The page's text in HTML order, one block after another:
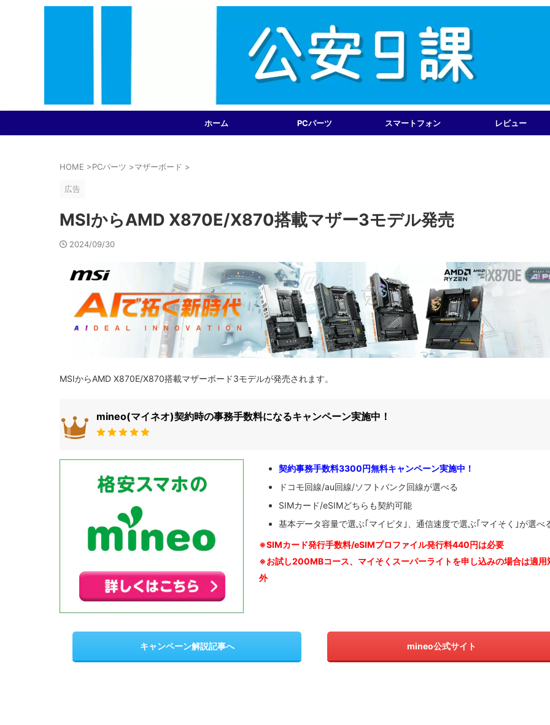
ホーム PCパーツ スマートフォン レビュー
HOME >PCパーツ >マザーボード >
広告
MSIからAMD X870E/X870搭載マザー3モデル発売
2024/09/30
MSIからAMD X870E/X870搭載マザーボード3モデルが発売されます。
mineo(マイネオ)契約時の事務手数料になるキャンペーン実施中！
契約事務手数料3300円無料キャンペーン実施中！
ドコモ回線/au回線/ソフトバンク回線が選べる
SIMカード/eSIMどちらも契約可能
基本データ容量で選ぶ｢マイピタ｣、通信速度で選ぶ｢マイそく｣が選べ
※SIMカード発行手数料/eSIMプロファイル発行料440円は必要
※お試し200MBコース、マイそくスーパーライトを申し込みの場合は適用
外
キャンペーン解説記事へ mineo公式サイト